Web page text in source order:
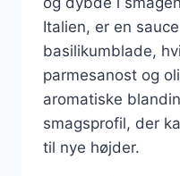
Italien, er en
basilikumblade,
parmesanost og
aromatiske
smagsprofil, der
til nye højder.